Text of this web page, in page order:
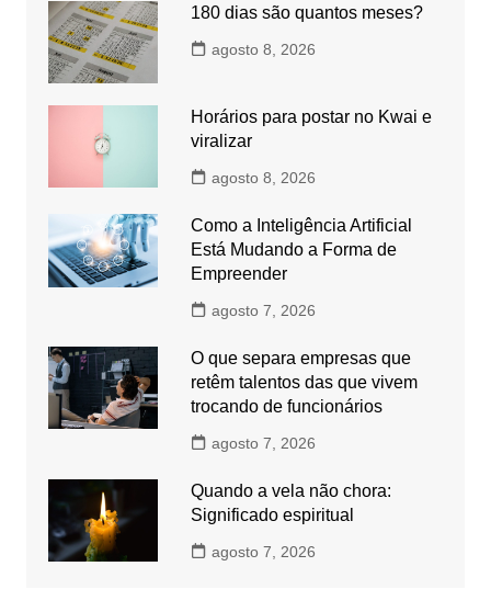
180 dias são quantos meses?
agosto 8, 2026
Horários para postar no Kwai e
viralizar
agosto 8, 2026
Como a Inteligência Artificial
Está Mudando a Forma de
Empreender
agosto 7, 2026
O que separa empresas que
retêm talentos das que vivem
trocando de funcionários
agosto 7, 2026
Quando a vela não chora:
Significado espiritual
agosto 7, 2026